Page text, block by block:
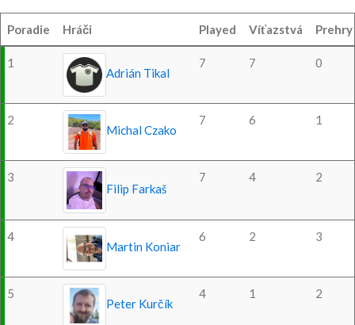
Poradie Hráči Played Víťazstvá Prehry
1
Adrián Tikal
7 7 0
2
Michal Czako
7 6 1
3
Filip Farkaš
7 4 2
4
Martin Koniar
6 2 3
5
Peter Kurčík
4 1 2